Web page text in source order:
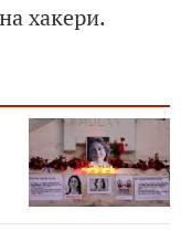
хакери.